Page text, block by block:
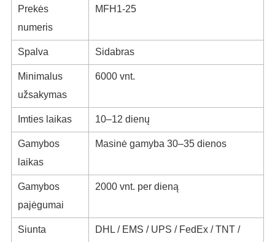
Prekės
numeris
MFH1-25
Spalva Sidabras
Minimalus
užsakymas
6000 vnt.
Imties laikas 10–12 dienų
Gamybos
laikas
Masinė gamyba 30–35 dienos
Gamybos
pajėgumai
2000 vnt. per dieną
Siunta
DHL / EMS / UPS / FedEx / TNT /